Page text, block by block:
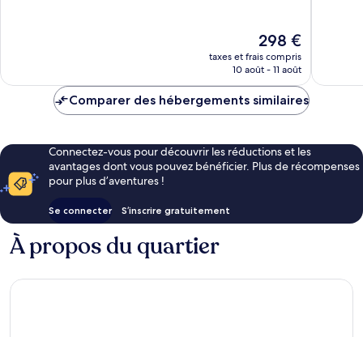
Le
nouveau
prix
de
298 €
taxes et frais compris
10 août - 11 août
Comparer des hébergements similaires
Connectez-vous pour découvrir les réductions et les
avantages dont vous pouvez bénéficier. Plus de récompenses
pour plus d’aventures !
Se connecter S’inscrire gratuitement
À propos du quartier